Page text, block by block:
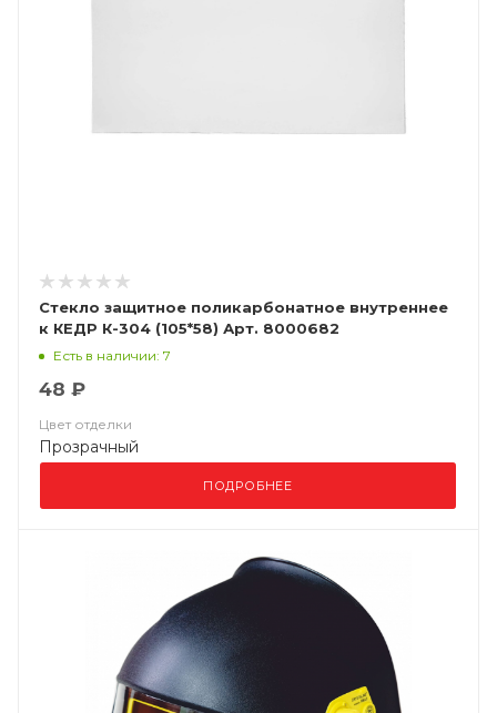
Стекло защитное поликарбонатное внутреннее
к КЕДР К-304 (105*58) Арт. 8000682
Есть в наличии: 7
48 ₽
Цвет отделки
Прозрачный
ПОДРОБНЕЕ